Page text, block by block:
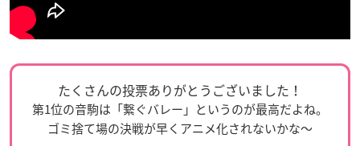
たくさんの投票ありがとうございました！
第1位の音駒は「繋ぐバレー」というのが最高だよね。
ゴミ捨て場の決戦が早くアニメ化されないかな〜